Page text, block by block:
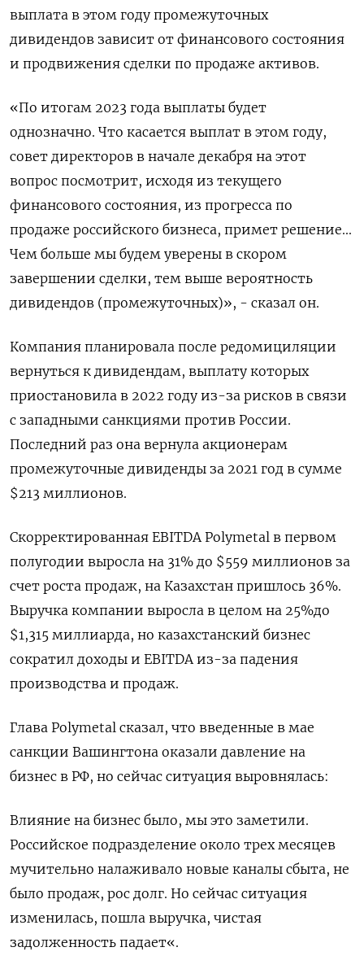
выплата в этом году промежуточных
дивидендов зависит от финансового состояния
и продвижения сделки по продаже активов.
«По итогам 2023 года выплаты будет
однозначно. Что касается выплат в этом году,
совет директоров в начале декабря на этот
вопрос посмотрит, исходя из текущего
финансового состояния, из прогресса по
продаже российского бизнеса, примет решение...
Чем больше мы будем уверены в скором
завершении сделки, тем выше вероятность
дивидендов (промежуточных)», - сказал он.
Компания планировала после редомициляции
вернуться к дивидендам, выплату которых
приостановила в 2022 году из-за рисков в связи
с западными санкциями против России.
Последний раз она вернула акционерам
промежуточные дивиденды за 2021 год в сумме
$213 миллионов.
Скорректированная EBITDA Polymetal в первом
полугодии выросла на 31% до $559 миллионов за
счет роста продаж, на Казахстан пришлось 36%.
Выручка компании выросла в целом на 25%до
$1,315 миллиарда, но казахстанский бизнес
сократил доходы и EBITDA из-за падения
производства и продаж.
Глава Polymetal сказал, что введенные в мае
санкции Вашингтона оказали давление на
бизнес в РФ, но сейчас ситуация выровнялась:
Влияние на бизнес было, мы это заметили.
Российское подразделение около трех месяцев
мучительно налаживало новые каналы сбыта, не
было продаж, рос долг. Но сейчас ситуация
изменилась, пошла выручка, чистая
задолженность падает«.